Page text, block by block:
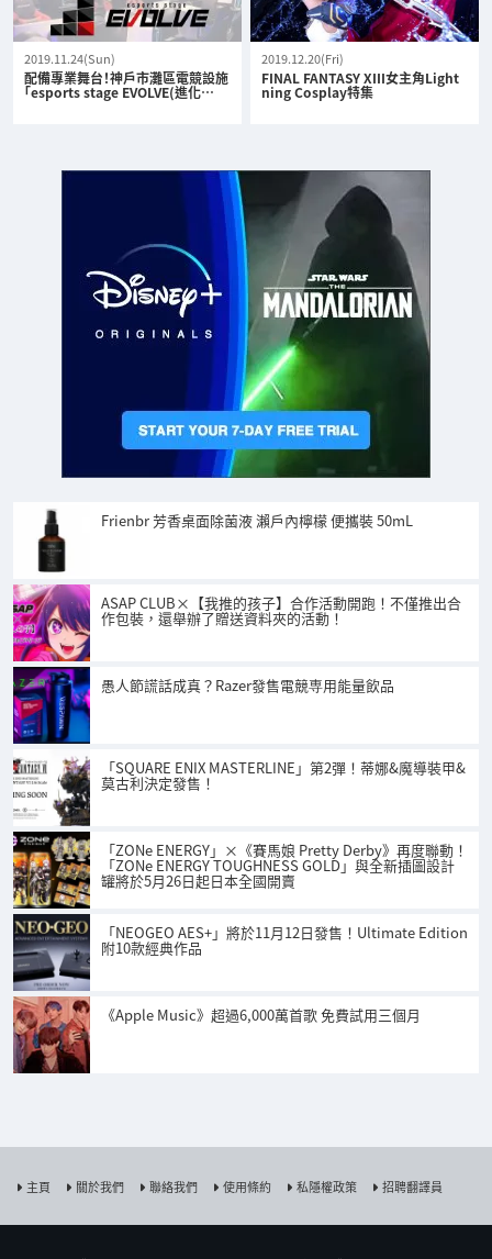
2019.11.24(Sun)
配備專業舞台！神戶市灘區電競設施
「esports stage EVOLVE(進化…
2019.12.20(Fri)
FINAL FANTASY XIII女主角Light
ning Cosplay特集
Frienbr 芳香桌面除菌液 瀨戶內檸檬 便攜裝 50mL
ASAP CLUB×【我推的孩子】合作活動開跑！不僅推出合
作包裝，還舉辦了贈送資料夾的活動！
愚人節謊話成真？Razer發售電競専用能量飲品
「SQUARE ENIX MASTERLINE」第2彈！蒂娜&魔導裝甲&
莫古利決定發售！
「ZONe ENERGY」×《賽馬娘 Pretty Derby》再度聯動！
「ZONe ENERGY TOUGHNESS GOLD」與全新插圖設計
罐將於5月26日起日本全國開賣
「NEOGEO AES+」將於11月12日發售！Ultimate Edition
附10款經典作品
《Apple Music》超過6,000萬首歌 免費試用三個月
主頁 關於我們 聯絡我們 使用條約 私隱權政策 招聘翻譯員